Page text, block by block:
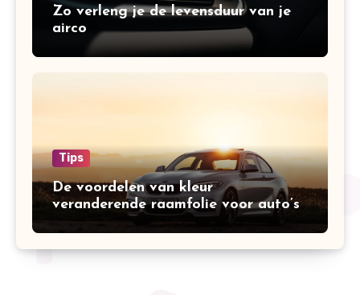
Zo verleng je de levensduur van je
airco
Tips
De voordelen van kleur
veranderende raamfolie voor auto’s